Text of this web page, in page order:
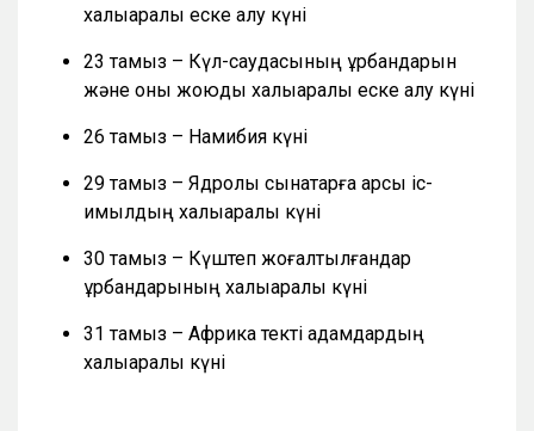
халықаралық еске алу күні
23 тамыз – Күл-саудасының құрбандарын
және оны жоюды халықаралық еске алу күні
26 тамыз – Намибия күні
29 тамыз – Ядролық сынақтарға қарсы іс-
қимылдың халықаралық күні
30 тамыз – Күштеп жоғалтылғандар
құрбандарының халықаралық күні
31 тамыз – Африка текті адамдардың
халықаралық күні